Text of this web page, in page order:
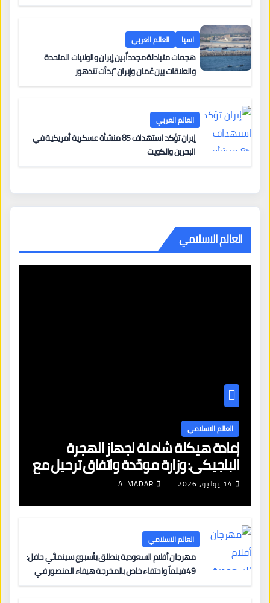
اسيا العالم العربي
هجمات متبادلة مجدداً بين إيران والولايات المتحدة
والعلاقات بين عُمان وإيران “بدأت تتدهور
العالم العربي
إيران تؤكد استهداف 85 منشأة عسكرية أمريكية في
البحرين والكويت
العالم الاسلامي
العالم الاسلامي
إعادة هيكلة شاملة لجهاز الهجرة
البلجيكي: وزارة موحّدة واتفاق ترحيل مع
الجزائر وتجميد قرارات اللبنانيين
14 يوليو، 2026 ALMADAR
العالم الاسلامي
مهرجان أفلام السعودية ينطلق بأسبوع سينمائي حافل:
49 فيلماً واحتفاء خاص بالمخرجة هيفاء المنصور في